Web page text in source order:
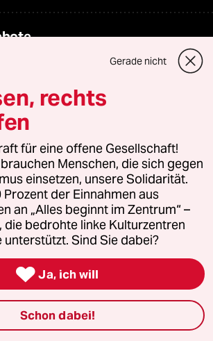
Gerade nicht
rechts
für eine offene Gesellschaft!
Menschen, die sich gegen
einsetzen, unsere Solidarität.
der Einnahmen aus
an „Alles beginnt im Zentrum“ –
die bedrohte linke Kulturzentren
Sind Sie dabei?
 Ja, ich will
Schon dabei!